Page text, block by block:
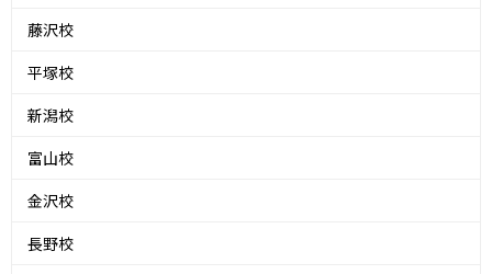
藤沢校
平塚校
新潟校
富山校
金沢校
長野校